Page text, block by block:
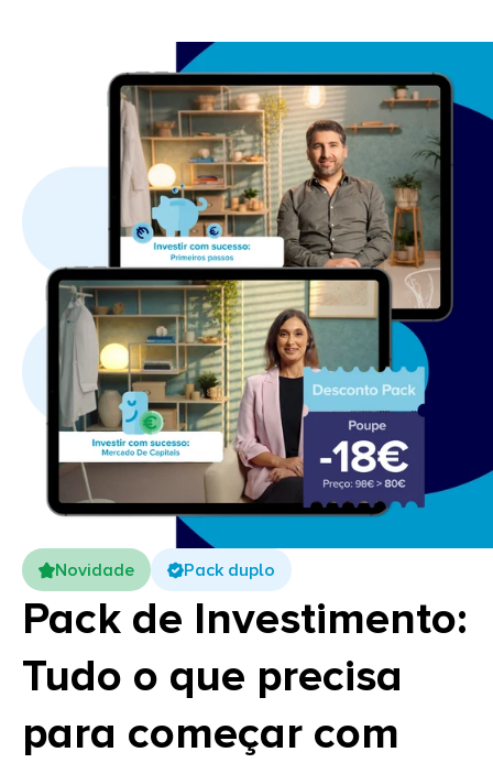
Novidade Pack duplo
Pack de Investimento:
Tudo o que precisa
para começar com